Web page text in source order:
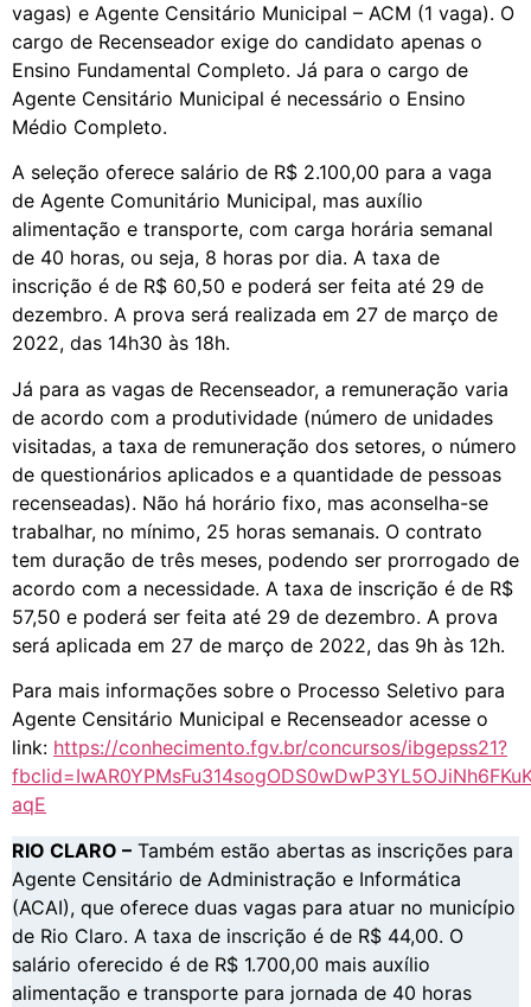
vagas) e Agente Censitário Municipal – ACM (1 vaga). O
cargo de Recenseador exige do candidato apenas o
Ensino Fundamental Completo. Já para o cargo de
Agente Censitário Municipal é necessário o Ensino
Médio Completo.
A seleção oferece salário de R$ 2.100,00 para a vaga
de Agente Comunitário Municipal, mas auxílio
alimentação e transporte, com carga horária semanal
de 40 horas, ou seja, 8 horas por dia. A taxa de
inscrição é de R$ 60,50 e poderá ser feita até 29 de
dezembro. A prova será realizada em 27 de março de
2022, das 14h30 às 18h.
Já para as vagas de Recenseador, a remuneração varia
de acordo com a produtividade (número de unidades
visitadas, a taxa de remuneração dos setores, o número
de questionários aplicados e a quantidade de pessoas
recenseadas). Não há horário fixo, mas aconselha-se
trabalhar, no mínimo, 25 horas semanais. O contrato
tem duração de três meses, podendo ser prorrogado de
acordo com a necessidade. A taxa de inscrição é de R$
57,50 e poderá ser feita até 29 de dezembro. A prova
será aplicada em 27 de março de 2022, das 9h às 12h.
Para mais informações sobre o Processo Seletivo para
Agente Censitário Municipal e Recenseador acesse o
link: https://conhecimento.fgv.br/concursos/ibgepss21?
aqE
RIO CLARO – Também estão abertas as inscrições para
Agente Censitário de Administração e Informática
(ACAI), que oferece duas vagas para atuar no município
de Rio Claro. A taxa de inscrição é de R$ 44,00. O
salário oferecido é de R$ 1.700,00 mais auxílio
alimentação e transporte para jornada de 40 horas